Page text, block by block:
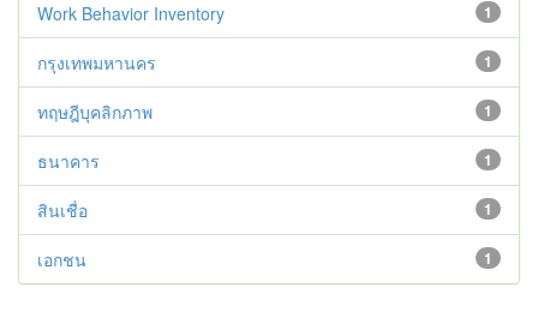
1
Work Behavior Inventory
1
กรุงเทพมหานคร
1
ทฤษฎีบุคลิกภาพ
1
ธนาคาร
1
สินเชื่อ
1
เอกชน